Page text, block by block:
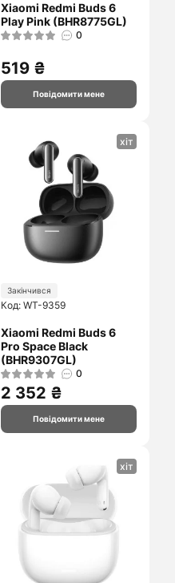
Xiaomi Redmi Buds 6
Play Pink (BHR8775GL)
0
519 ₴
Повідомити мене
хіт
Закінчився
Код: WT-9359
Xiaomi Redmi Buds 6
Pro Space Black
(BHR9307GL)
0
2 352 ₴
Повідомити мене
хіт